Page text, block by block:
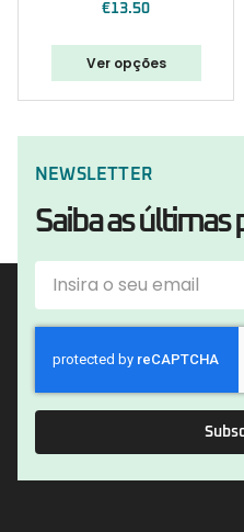
€13.50
Ver opções
NEWSLETTER
Saiba as